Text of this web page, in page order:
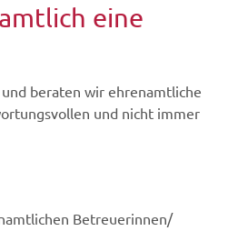
eine
beraten wir ehrenamtliche
und nicht immer
Betreuerinnen/